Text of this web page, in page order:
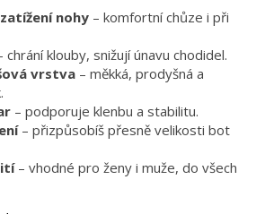
nohy – komfortní chůze i při
chrání klouby, snižují únavu chodidel.
vrstva – měkká, prodyšná a
– podporuje klenbu a stabilitu.
– přizpůsobíš přesně velikosti bot
– vhodné pro ženy i muže, do všech